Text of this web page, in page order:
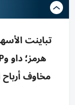
تباينت
مخاوف